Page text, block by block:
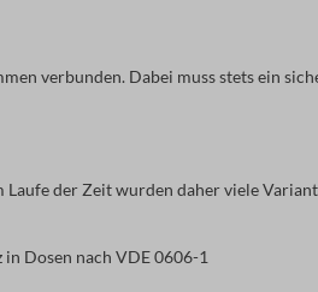
verbunden. Dabei muss stets ein
der Zeit wurden daher viele
Dosen nach VDE 0606-1